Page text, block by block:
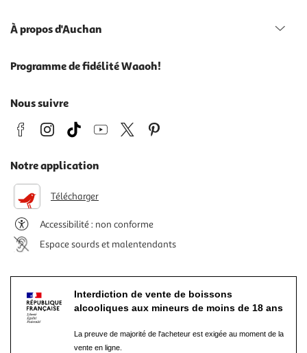
À propos d'Auchan
Programme de fidélité Waaoh!
Nous suivre
Notre application
Télécharger
Accessibilité : non conforme
Espace sourds et malentendants
Interdiction de vente de boissons
alcooliques aux mineurs de moins de 18 ans
La preuve de majorité de l'acheteur est exigée au moment de la
vente en ligne.